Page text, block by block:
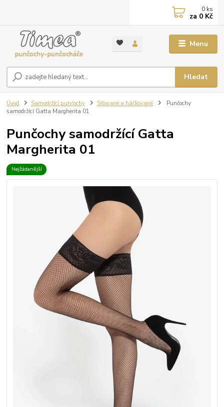
Menu
Hledat
0 ks
za 0 Kč
Úvod Samodržící punčochy Síťované a háčkované
Punčochy
samodržící Gatta Margherita 01
Punčochy samodržící Gatta
Margherita 01
Nejžádanější